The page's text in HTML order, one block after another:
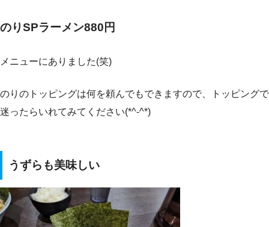
のりSPラーメン880円
メニューにありました(笑)
のりのトッピングは何を頼んでもできますので、トッピングで
迷ったらいれてみてください(*^-^*)
うずらも美味しい